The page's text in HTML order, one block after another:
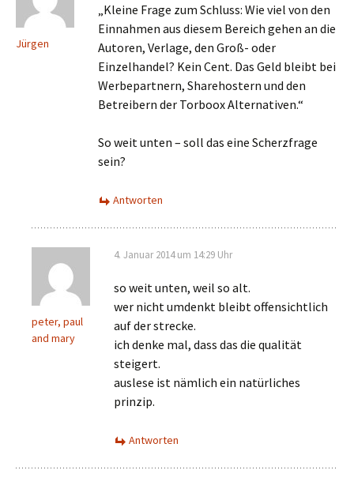
Jürgen
„Kleine Frage zum Schluss: Wie viel von den
Einnahmen aus diesem Bereich gehen an die
Autoren, Verlage, den Groß- oder
Einzelhandel? Kein Cent. Das Geld bleibt bei
Werbepartnern, Sharehostern und den
Betreibern der Torboox Alternativen.“
So weit unten – soll das eine Scherzfrage
sein?
Antworten
peter, paul
and mary
4. Januar 2014 um 14:29 Uhr
so weit unten, weil so alt.
wer nicht umdenkt bleibt offensichtlich
auf der strecke.
ich denke mal, dass das die qualität
steigert.
auslese ist nämlich ein natürliches
prinzip.
Antworten